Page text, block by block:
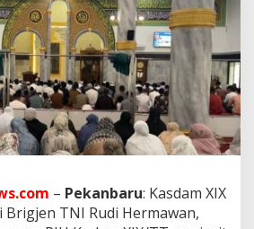
– Pekanbaru: Kasdam XIX
TNI Rudi Hermawan,